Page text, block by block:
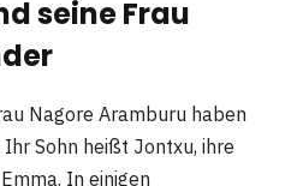
seine Frau
Nagore Aramburu haben
Sohn heißt Jontxu, ihre
In einigen